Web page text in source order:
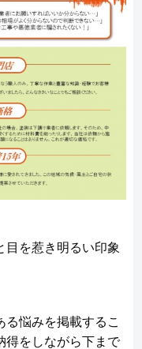
目を惹き明るい印象
悩みを掲載するこ
得をしながら下まで